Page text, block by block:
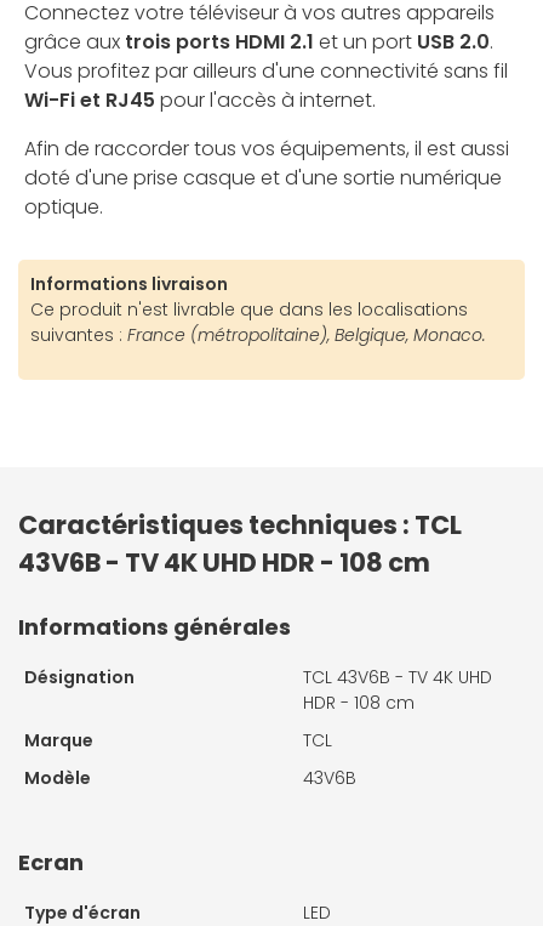
Connectez votre téléviseur à vos autres appareils
grâce aux trois ports HDMI 2.1 et un port USB 2.0.
Vous profitez par ailleurs d'une connectivité sans fil
Wi-Fi et RJ45 pour l'accès à internet.
Afin de raccorder tous vos équipements, il est aussi
doté d'une prise casque et d'une sortie numérique
optique.
Informations livraison
Ce produit n'est livrable que dans les localisations
suivantes : France (métropolitaine), Belgique, Monaco.
Caractéristiques techniques : TCL
43V6B - TV 4K UHD HDR - 108 cm
Informations générales
Désignation
TCL 43V6B - TV 4K UHD
HDR - 108 cm
Marque
TCL
Modèle
43V6B
Ecran
Type d'écran
LED